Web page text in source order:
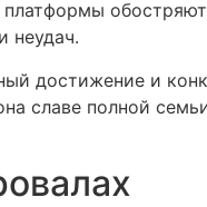
неудач.
достижение и
славе полной